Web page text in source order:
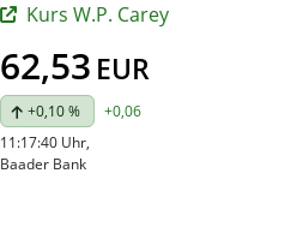
Kurs W.P. Carey
62,53 EUR
+0,10 %
+0,06
11:17:40 Uhr,
Baader Bank